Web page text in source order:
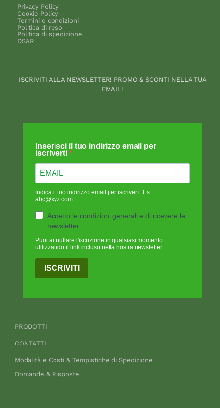
Privacy Policy
Cookie Policy
Termini e condizioni
Politica di reso
Politica di spedizione
DSAR
ISCRIVITI ALLA NEWSLETTER! PROMO & SCONTI NELLA TUA
EMAIL!
Inserisci il tuo indirizzo email per
iscriverti
Indica il tuo indirizzo email per iscriverti. Es.
abc@xyz.com
Accetto le condizioni generali e di ricevere le
newsletter
Puoi annullare l'iscrizione in qualsiasi momento
utilizzando il link incluso nella nostra newsletter.
ISCRIVITI
PRODOTTI
CONTATTI
Modalità e Costi & Tempistiche di Spedizione
Domande & Risposte